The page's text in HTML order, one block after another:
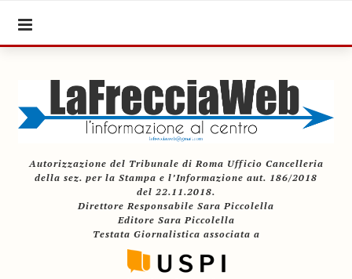
Autorizzazione del Tribunale di Roma Ufficio Cancelleria
della sez. per la Stampa e l’Informazione aut. 186/2018
del 22.11.2018.
Direttore Responsabile Sara Piccolella
Editore Sara Piccolella
Testata Giornalistica associata a